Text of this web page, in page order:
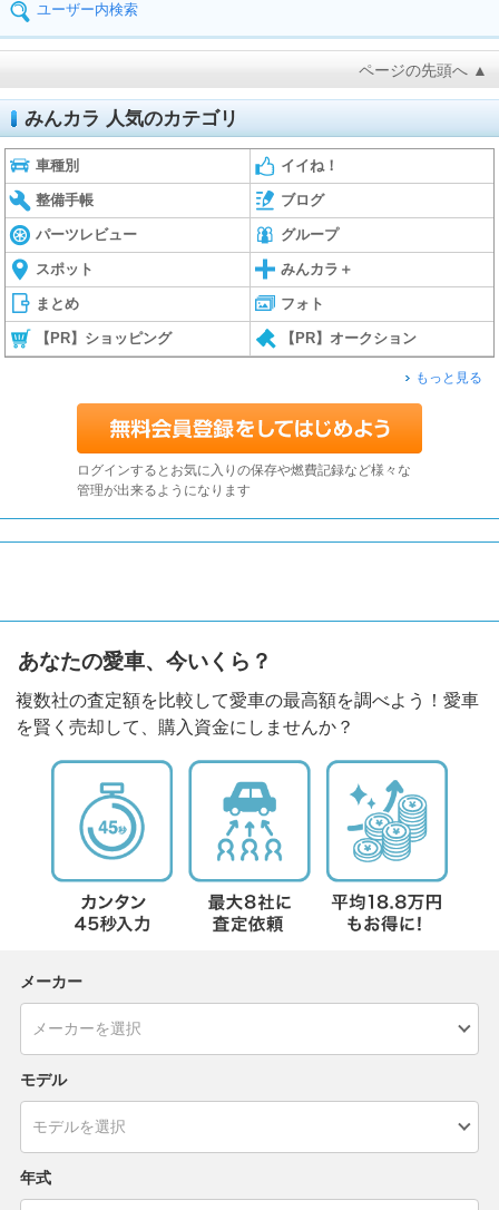
ユーザー内検索
ページの先頭へ ▲
みんカラ 人気のカテゴリ
車種別 イイね！
整備手帳 ブログ
パーツレビュー グループ
スポット みんカラ＋
まとめ フォト
【PR】ショッピング 【PR】オークション
もっと見る
ログインするとお気に入りの保存や燃費記録など様々な
管理が出来るようになります
あなたの愛車、今いくら？
複数社の査定額を比較して愛車の最高額を調べよう！愛車
を賢く売却して、購入資金にしませんか？
メーカー
モデル
年式